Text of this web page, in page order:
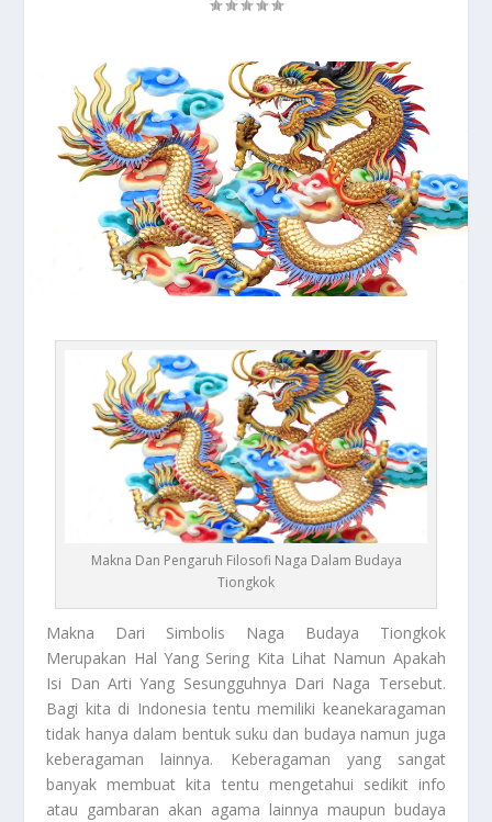
Makna Dan Pengaruh Filosofi Naga Dalam Budaya
Tiongkok
Makna Dari Simbolis Naga Budaya Tiongkok
Merupakan Hal Yang Sering Kita Lihat Namun Apakah
Isi Dan Arti Yang Sesungguhnya Dari Naga Tersebut.
Bagi kita di Indonesia tentu memiliki keanekaragaman
tidak hanya dalam bentuk suku dan budaya namun juga
keberagaman lainnya. Keberagaman yang sangat
banyak membuat kita tentu mengetahui sedikit info
atau gambaran akan agama lainnya maupun budaya